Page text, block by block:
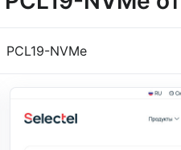
PCL19-NVMe